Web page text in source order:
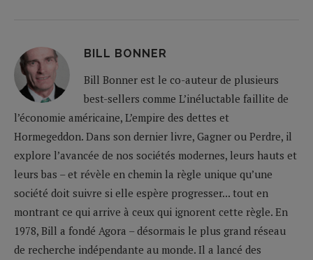
BILL BONNER
Bill Bonner est le co-auteur de plusieurs
best-sellers comme L’inéluctable faillite de
l’économie américaine, L’empire des dettes et
Hormegeddon. Dans son dernier livre, Gagner ou Perdre, il
explore l’avancée de nos sociétés modernes, leurs hauts et
leurs bas – et révèle en chemin la règle unique qu’une
société doit suivre si elle espère progresser... tout en
montrant ce qui arrive à ceux qui ignorent cette règle. En
1978, Bill a fondé Agora – désormais le plus grand réseau
de recherche indépendante au monde. Il a lancé des